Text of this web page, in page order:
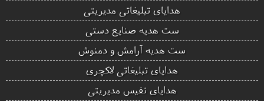
هدایای تبلیغاتی مدیریتی
ست هدیه صنایع دستی
ست هدیه آرامش و دمنوش
هدایای تبلیغاتی لاکچری
هدایای نفیس مدیریتی